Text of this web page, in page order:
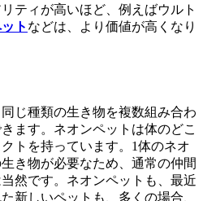
ティが高いほど、例えばウルト
ト などは、より価値が高くなり
じ種類の生き物を複数組み合わ
ます。ネオンペットは体のどこ
トを持っています。1体のネオ
き物が必要なため、通常の仲間
然です。ネオンペットも、最近
新しいペットも、多くの場合、